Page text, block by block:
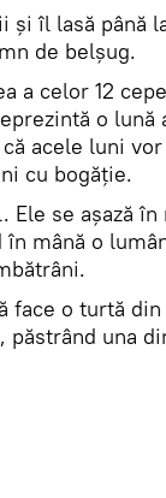
îl lasă până
de belșug.
a celor 12
o lună
acele luni
cu bogăție.
se așază în
mână o
face o turtă
una